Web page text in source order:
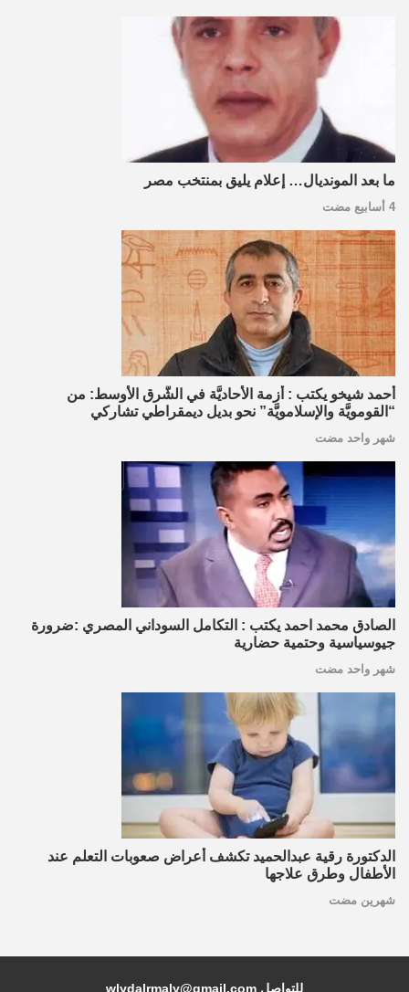
ما بعد المونديال… إعلام يليق بمنتخب مصر
4 أسابيع مضت
أحمد شيخو يكتب : أزمة الأحاديَّة في الشَّرق الأوسط: من
“القومويَّة والإسلامويَّة” نحو بديل ديمقراطي تشاركي
شهر واحد مضت
الصادق محمد احمد يكتب : التكامل السوداني المصري :ضرورة
جيوسياسية وحتمية حضارية
شهر واحد مضت
الدكتورة رقية عبدالحميد تكشف أعراض صعوبات التعلم عند
الأطفال وطرق علاجها
شهرين مضت
للتواصل wlydalrmaly@gmail.com